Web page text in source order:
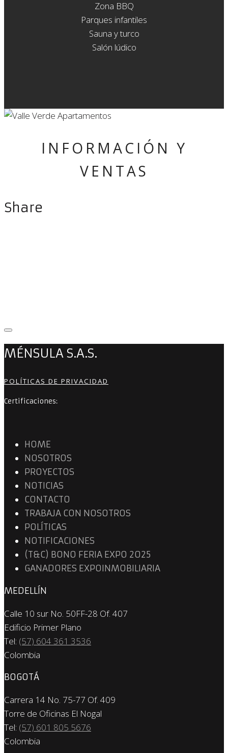
Zona BBQ
Parques infantiles
Sauna y turco
Salón lúdico
INFORMACIÓN Y
VENTAS
Share
MÉNSULA S.A.S.
POLÍTICAS DE PRIVACIDAD
Certificaciones:
HOME
NOSOTROS
PROYECTOS
NOTICIAS
CONTACTO
TRABAJA CON NOSOTROS
POLÍTICAS
NOTIFICACIONES
(T&C) BONO FERIA EXPO 2025
GANADORES EXPOINMOBILIARIA
MEDELLÍN
Calle 10 sur No. 50FF-28 Of. 407
Edificio Primer Plano
Tel: (57) 604 361 3536
Colombia
BOGOTÁ
Carrera 14 No. 75-77 Of. 409
Torre de Oficinas El Nogal
Tel: (57) 601 805 5676
Colombia